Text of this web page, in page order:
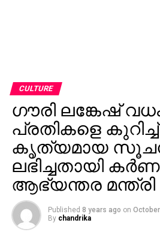
CULTURE
ഗൗരി ലങ്കേഷ്
പ്രതികളെ കുറിച്ച്
കൃത്യമായ
ലഭിച്ചതായി
ആഭ്യന്തര മന്ത്രി
Published 8 years ago on
By chandrika